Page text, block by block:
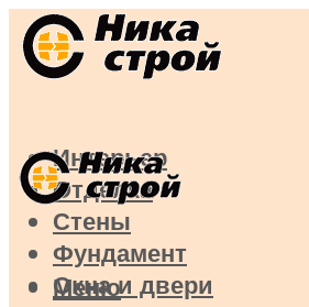
Интерьер
Отделка
Стены
Фундамент
Окна и двери
Меню